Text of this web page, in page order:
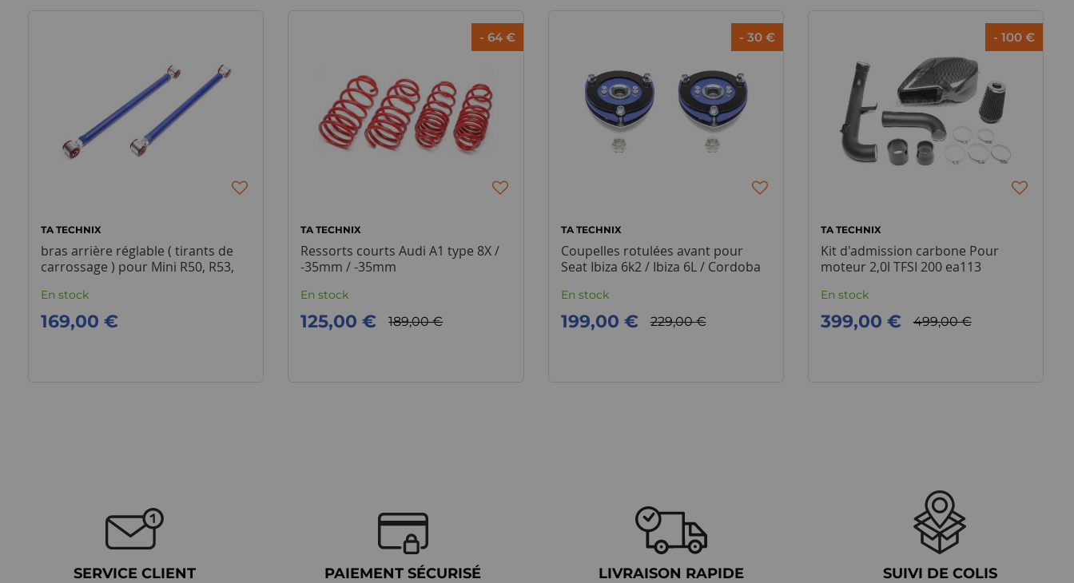
TA TECHNIX
bras arrière réglable ( tirants de
carrossage ) pour Mini R50, R53,
En stock
169,00 €
- 64 €
TA TECHNIX
Ressorts courts Audi A1 type 8X /
-35mm / -35mm
En stock
189,00 €
125,00 €
- 30 €
TA TECHNIX
Coupelles rotulées avant pour
Seat Ibiza 6k2 / Ibiza 6L / Cordoba
En stock
229,00 €
199,00 €
- 100 €
TA TECHNIX
Kit d'admission carbone Pour
moteur 2,0l TFSI 200 ea113
En stock
499,00 €
399,00 €
SERVICE CLIENT PAIEMENT SÉCURISÉ LIVRAISON RAPIDE SUIVI DE COLIS